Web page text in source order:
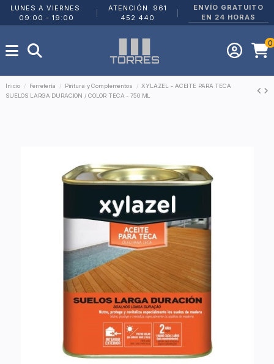
LUNES A VIERNES:
09:00 - 19:00
ATENCIÓN: 961
452 440
ENVÍO GRATUITO
EN 24 HORAS
0
Inicio Ferretería Pintura y Complementos
XYLAZEL - ACEITE PARA TECA
SUELOS LARGA DURACION / COLOR TECA - 750 ML